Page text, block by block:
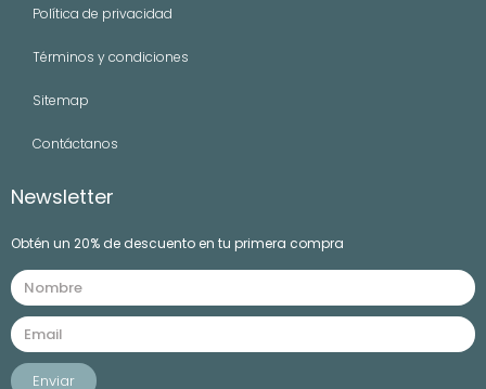
Política de privacidad
Términos y condiciones
Sitemap
Contáctanos
Newsletter
Obtén un 20% de descuento en tu primera compra
Enviar